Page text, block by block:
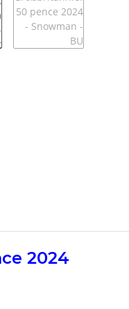
2024